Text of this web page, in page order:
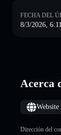
FECHA DEL
8/3/2026,
Acerca
Website
Dirección del